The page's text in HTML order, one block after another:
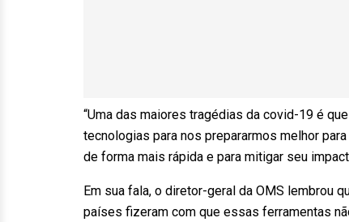
“Uma das maiores tragédias da covid-19 é
tecnologias para nos prepararmos melhor
de forma mais rápida e para mitigar seu
Em sua fala, o diretor-geral da OMS lembrou
países fizeram com que essas ferramentas